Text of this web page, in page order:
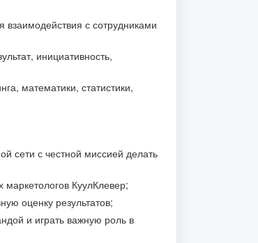
с сотрудниками
инициативность,
математики, статистики,
сети с честной миссией делать
КуулКлевер;
оценку результатов;
и играть важную роль в